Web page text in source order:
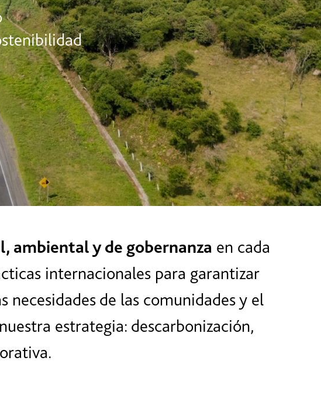
ambiental y de gobernanza en cada
internacionales para garantizar
necesidades de las comunidades y el
estrategia: descarbonización,